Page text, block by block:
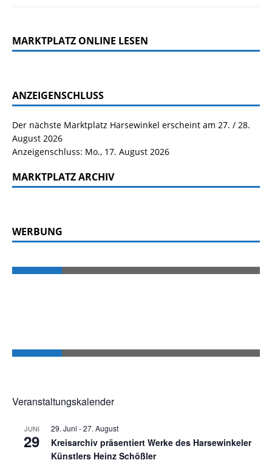
MARKTPLATZ ONLINE LESEN
ANZEIGENSCHLUSS
Der nächste Marktplatz Harsewinkel erscheint am 27. / 28.
August 2026
Anzeigenschluss: Mo., 17. August 2026
MARKTPLATZ ARCHIV
WERBUNG
Veranstaltungskalender
JUNI
29
29. Juni -27. August
Kreisarchiv präsentiert Werke des Harsewinkeler
Künstlers Heinz Schößler